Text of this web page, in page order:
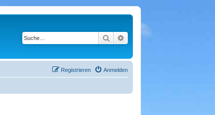
Suche Erweiterte Suche
Anmelden
Registrieren